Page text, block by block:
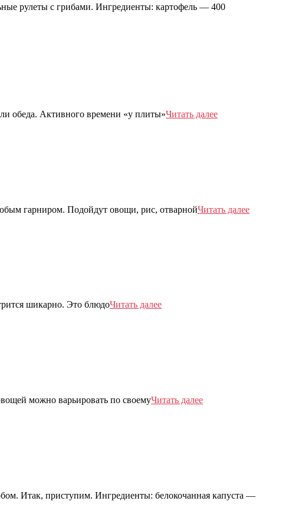
рулеты с грибами. Ингредиенты: картофель — 400
обеда. Активного времени «у плиты»Читать далее
гарниром. Подойдут овощи, рис, отварнойЧитать далее
шикарно. Это блюдоЧитать далее
можно варьировать по своемуЧитать далее
Итак, приступим. Ингредиенты: белокочанная капуста —